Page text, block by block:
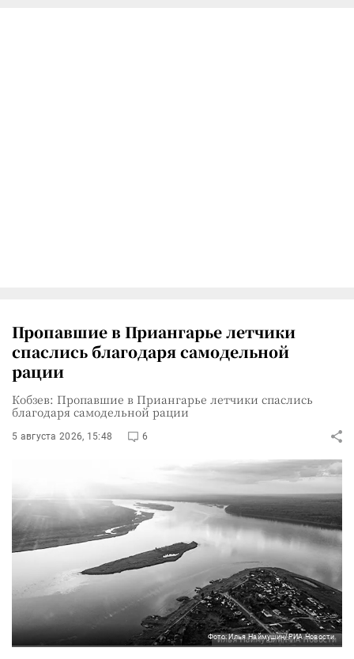
Пропавшие в Приангарье летчики
спаслись благодаря самодельной
рации
Кобзев: Пропавшие в Приангарье летчики спаслись
благодаря самодельной рации
5 августа 2026, 15:48 6
Фото: Илья Наймушин/РИА Новости